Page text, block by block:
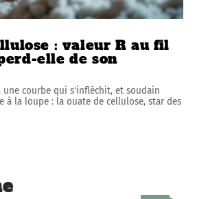
: valeur R au fil
elle de son
une courbe qui s'infléchit, et soudain
à la loupe : la ouate de cellulose, star des